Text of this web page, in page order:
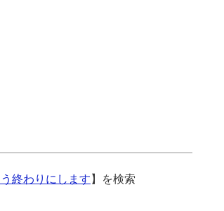
終わりにします 】を検索